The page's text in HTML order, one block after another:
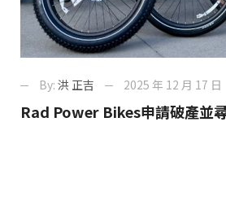
By: 洪 正吉 2025 年 12 月 17 日
Rad Power Bikes申請破產並